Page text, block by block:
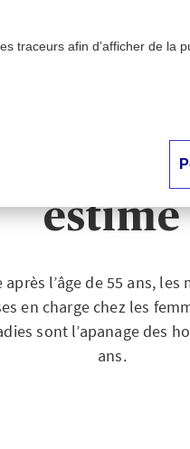
risque
estimé
l’âge de 55 ans,
en charge chez les
sont l’apanage des
ans.
traceurs afin d’afficher de